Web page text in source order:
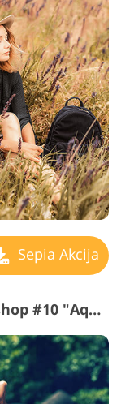
Sepia Akcija
Brezplačen Sepia Action Photoshop #10 "Aqua"